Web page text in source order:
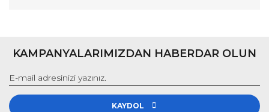
KAMPANYALARIMIZDAN HABERDAR OLUN
KAYDOL